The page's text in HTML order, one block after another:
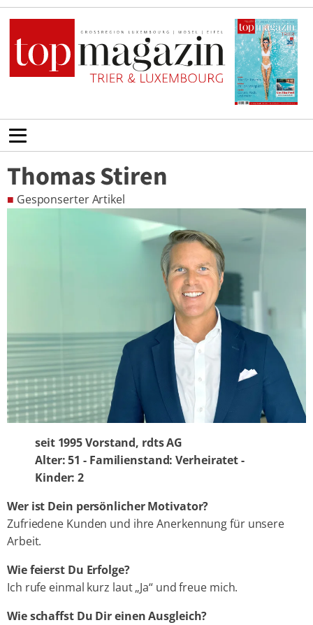
Thomas Stiren
■ Gesponserter Artikel
seit 1995 Vorstand, rdts AG
Alter: 51 - Familienstand: Verheiratet -
Kinder: 2
Wer ist Dein persönlicher Motivator?
Zufriedene Kunden und ihre Anerkennung für unsere
Arbeit.
Wie feierst Du Erfolge?
Ich rufe einmal kurz laut „Ja“ und freue mich.
Wie schaffst Du Dir einen Ausgleich?